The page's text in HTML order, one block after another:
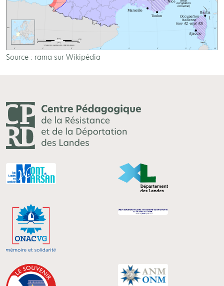
Source : rama sur Wikipédia